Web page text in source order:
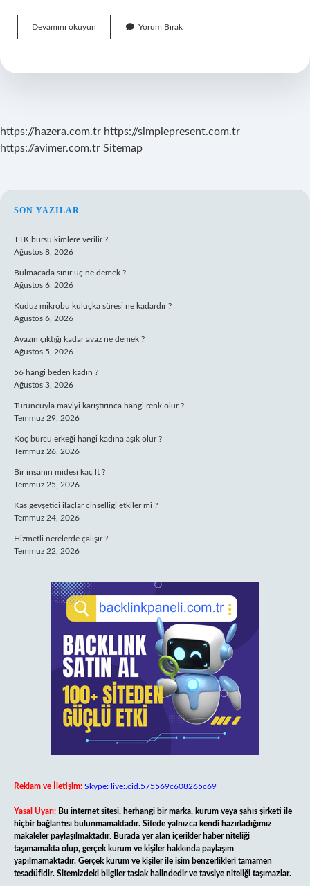
Devamını okuyun
Pazarı
Açık
Yorum Bırak
https://hazera.com.tr https://simplepresent.com.tr
https://avimer.com.tr Sitemap
SIDEBAR
SON YAZILAR
TTK bursu kimlere verilir ?
Ağustos 8, 2026
Bulmacada sınır uç ne demek ?
Ağustos 6, 2026
Kuduz mikrobu kuluçka süresi ne kadardır ?
Ağustos 6, 2026
Avazın çıktığı kadar avaz ne demek ?
Ağustos 5, 2026
56 hangi beden kadın ?
Ağustos 3, 2026
Turuncuyla maviyi karıştırınca hangi renk olur ?
Temmuz 29, 2026
Koç burcu erkeği hangi kadına aşık olur ?
Temmuz 26, 2026
Bir insanın midesi kaç lt ?
Temmuz 25, 2026
Kas gevşetici ilaçlar cinselliği etkiler mi ?
Temmuz 24, 2026
Hizmetli nerelerde çalışır ?
Temmuz 22, 2026
Reklam ve İletişim: Skype: live:.cid.575569c608265c69
Yasal Uyarı: Bu internet sitesi, herhangi bir marka, kurum veya şahıs şirketi ile
hiçbir bağlantısı bulunmamaktadır. Sitede yalnızca kendi hazırladığımız
makaleler paylaşılmaktadır. Burada yer alan içerikler haber niteliği
taşımamakta olup, gerçek kurum ve kişiler hakkında paylaşım
yapılmamaktadır. Gerçek kurum ve kişiler ile isim benzerlikleri tamamen
tesadüfidir. Sitemizdeki bilgiler taslak halindedir ve tavsiye niteliği taşımazlar.